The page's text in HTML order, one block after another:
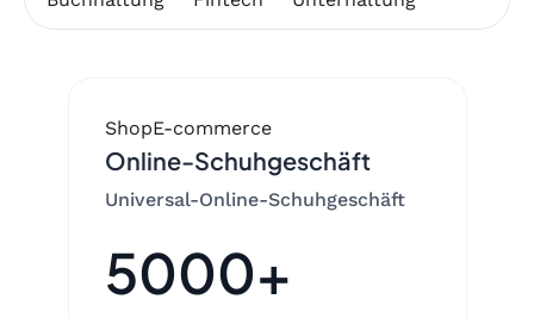
ShopE-commerce
Online-Schuhgeschäft
Universal-Online-Schuhgeschäft
5000+